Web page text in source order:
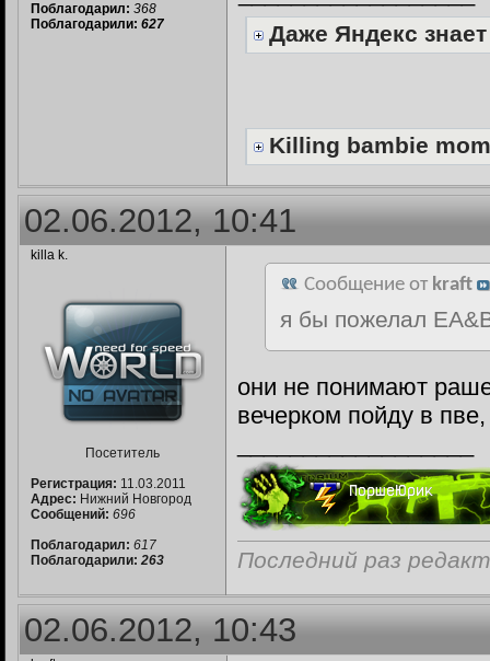
Поблагодарил: 368
Поблагодарили: 627 Даже Яндекс знает
Killing bambie mom
02.06.2012, 10:41
killa k.
Посетитель
Регистрация: 11.03.2011
Адрес: Нижний Новгород
Сообщений: 696
Поблагодарил: 617
Поблагодарили: 263
Сообщение от kraft
я бы пожелал
они не понимают
вечерком пойду в
Последний раз
02.06.2012, 10:43